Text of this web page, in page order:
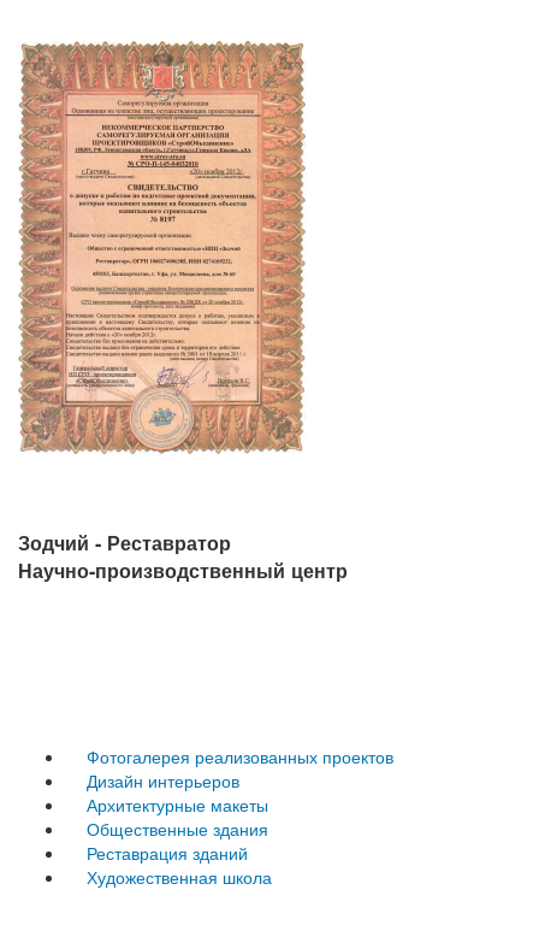
Зодчий - Реставратор
Научно-производственный центр
Фотогалерея реализованных проектов
Дизайн интерьеров
Архитектурные макеты
Общественные здания
Реставрация зданий
Художественная школа